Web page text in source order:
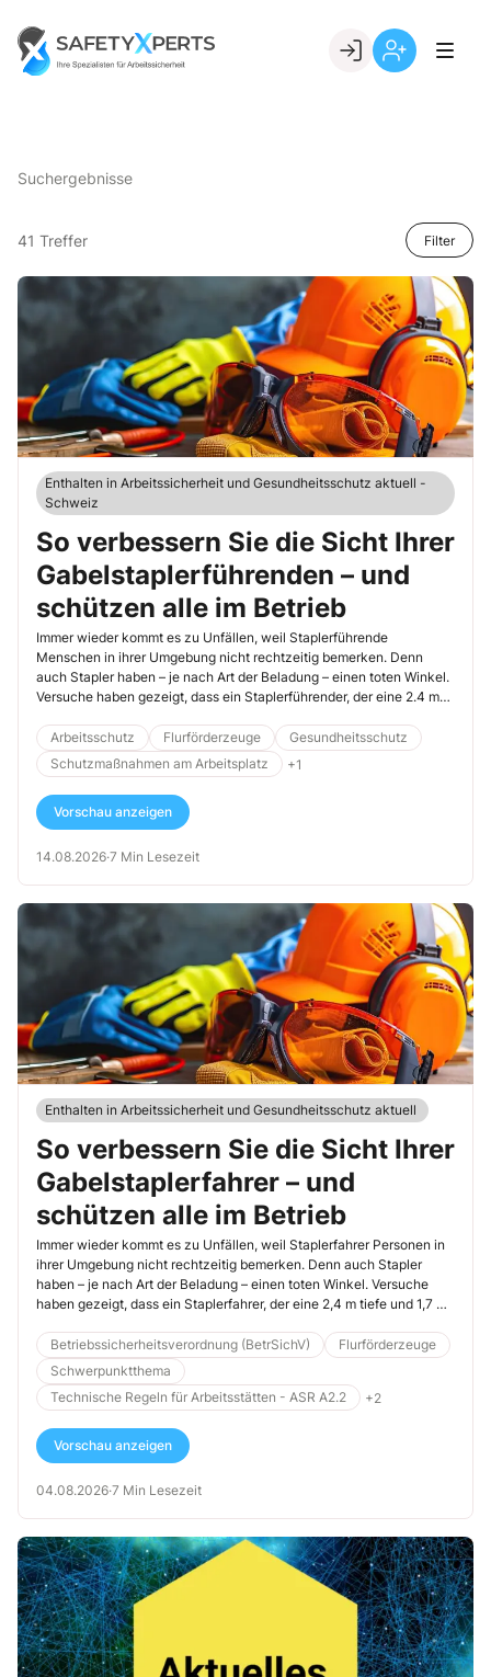
content
Go to landing page.
Suchergebnisse
41 Treffer Filter
Enthalten in Arbeitssicherheit und Gesundheitsschutz aktuell -
Schweiz
So verbessern Sie die Sicht Ihrer
Gabelstaplerführenden – und
schützen alle im Betrieb
Immer wieder kommt es zu Unfällen, weil Staplerführende
Menschen in ihrer Umgebung nicht rechtzeitig bemerken. Denn
auch Stapler haben – je nach Art der Beladung – einen toten Winkel.
Versuche haben gezeigt, dass ein Staplerführender, der eine 2.4 m
Person auf dem Fahrweg vor sich erst in ca. 8 m Entfernung sehen
kann. Wer sich näher vor dem Stapler befindet, bleibt unsichtbar im
toten Winkel.
Arbeitsschutz Flurförderzeuge
Gesundheitsschutz
Schutzmaßnahmen am Arbeitsplatz
+1
Vorschau anzeigen
14.08.2026·7 Min Lesezeit
Enthalten in Arbeitssicherheit und Gesundheitsschutz aktuell
So verbessern Sie die Sicht Ihrer
Gabelstaplerfahrer – und
schützen alle im Betrieb
Immer wieder kommt es zu Unfällen, weil Staplerfahrer Personen in
ihrer Umgebung nicht rechtzeitig bemerken. Denn auch Stapler
haben – je nach Art der Beladung – einen toten Winkel. Versuche
haben gezeigt, dass ein Staplerfahrer, der eine 2,4 m tiefe und 1,7 m
dem Fahrweg vor sich erst in ca. 8 m Entfernung sehen kann. Wer
sich näher vor dem Stapler befindet, bleibt unsichtbar im toten
Winkel.
Betriebssicherheitsverordnung (BetrSichV)
Flurförderzeuge
Schwerpunktthema
Technische Regeln für Arbeitsstätten - ASR A2.2
+2
Vorschau anzeigen
04.08.2026·7 Min Lesezeit